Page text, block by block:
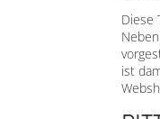
Diese
ist